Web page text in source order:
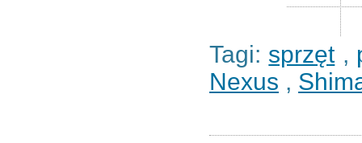
Tagi: sprzęt,
Nexus ,